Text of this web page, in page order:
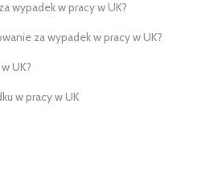
wypadek w pracy w UK?
za wypadek w pracy w UK?
UK?
w pracy w UK